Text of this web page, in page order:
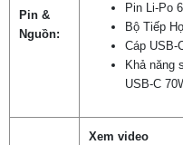
Pin &
Nguồn:
Pin Li-Po
Bộ Tiếp
Cáp USB-
Khả năng
USB-C
Xem video